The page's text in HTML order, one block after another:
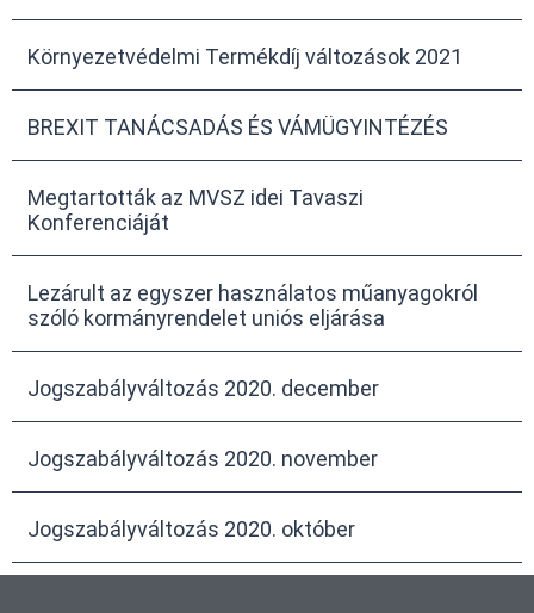
Környezetvédelmi Termékdíj változások 2021
BREXIT TANÁCSADÁS ÉS VÁMÜGYINTÉZÉS
Megtartották az MVSZ idei Tavaszi
Konferenciáját
Lezárult az egyszer használatos műanyagokról
szóló kormányrendelet uniós eljárása
Jogszabályváltozás 2020. december
Jogszabályváltozás 2020. november
Jogszabályváltozás 2020. október